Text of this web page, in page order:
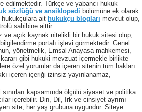
edilmektedir. Türkçe ve yabancı hukuk
sözlüğü ve ansiklopedi bölümüne ek olarak
hukukçulara ait hukukçu blogları mevcut olup,
sahibine aittir.
ve açık kaynak nitelikli bir hukuk sitesi olup,
portalı işlevi görmektedir. Genel
yönetmelik, Emsal Anayasa mahkemesi,
kararı gibi hukuki mevzuat içermekle birlikte
özel yorumlar da içeren sitenin tüm hakları
içeren içeriği izinsiz yayınlanamaz,
kapsamında ölçülü siyaset ve politika
içerebilir. Din, Dil, Irk ve cinsiyet ayrımı
site, her yaş grubuna uygundur. Siteye